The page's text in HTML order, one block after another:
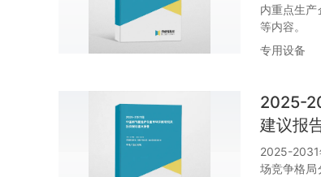
内重点生
等内容。
专用设备
2025-
建议报
2025-2031
场竞争格局